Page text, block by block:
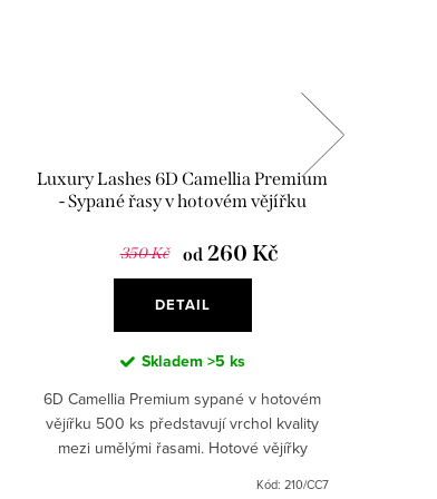
Luxury Lashes 6D Camellia Premium
- Sypané řasy v hotovém vějířku
350 Kč od 260 Kč
DETAIL
Skladem >5 ks
6D Camellia Premium sypané v hotovém
vějířku 500 ks představují vrchol kvality
mezi umělými řasami. Hotové vějířky
Kód: 210/CC7